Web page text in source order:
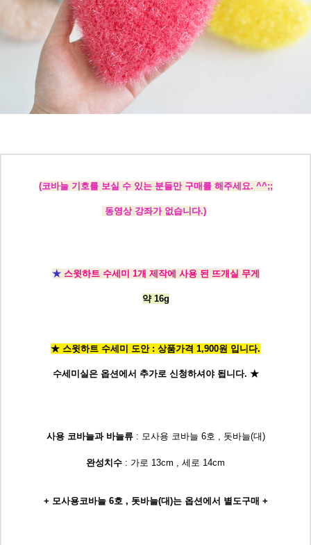
(코바늘 기호를 보실 수 있는 분들만 구매를 해주세요. ^^;;
동영상 강좌가 없습니다.)
★스윗하트 수세미 1개 제작에 사용 된 뜨개실 무게
약 16g
★ 스윗하트 수세미 도안 : 상품가격 1,900원 입니다.
수세미실은 옵션에서 추가로 신청하셔야 됩니다. ★
사용 코바늘과 바늘류: 모사용 코바늘 6호 , 돗바늘(대)
완성치수 : 가로 13cm , 세로 14cm
+ 모사용코바늘 6호 , 돗바늘(대)는 옵션에서 별도구매 +